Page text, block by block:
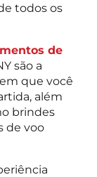
todos os
de
são a
que você
além
brindes
de voo